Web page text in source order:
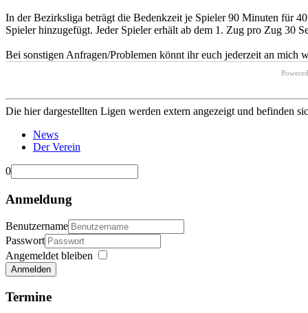
In der Bezirksliga beträgt die Bedenkzeit je Spieler 90 Minuten für
Spieler hinzugefügt. Jeder Spieler erhält ab dem 1. Zug pro Zug 30
Bei sonstigen Anfragen/Problemen könnt ihr euch jederzeit an mich
Die hier dargestellten Ligen werden extern angezeigt und befinden
News
Der Verein
0
Anmeldung
Benutzername
Passwort
Angemeldet bleiben
Anmelden
Termine